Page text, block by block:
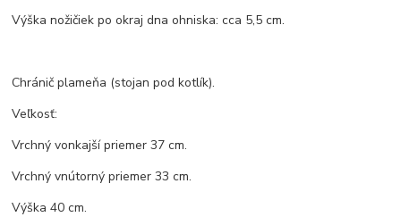
Výška nožičiek po okraj dna ohniska: cca 5,5 cm.
Chránič plameňa (stojan pod kotlík).
Veľkosť:
Vrchný vonkajší priemer 37 cm.
Vrchný vnútorný priemer 33 cm.
Výška 40 cm.